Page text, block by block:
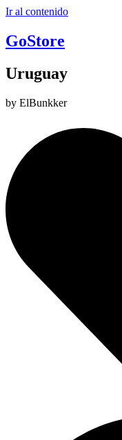
Ir al contenido
GoStore
Uruguay
by ElBunkker